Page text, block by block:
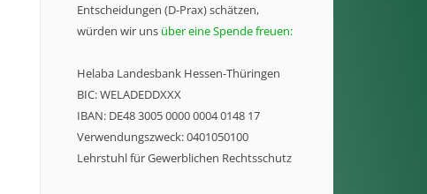
Entscheidungen (D-Prax) schätzen,
würden wir uns über eine Spende freuen:
Helaba Landesbank Hessen-Thüringen
BIC: WELADEDDXXX
IBAN: DE48 3005 0000 0004 0148 17
Verwendungszweck: 0401050100
Lehrstuhl für Gewerblichen Rechtsschutz